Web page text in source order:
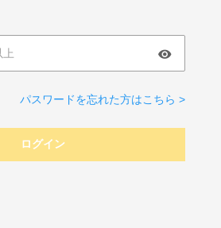
パスワードを忘れた方はこちら >
ログイン